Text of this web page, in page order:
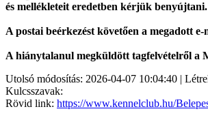
és mellékleteit eredetben kérjük benyújtani.
A postai beérkezést követően a megadott
A hiánytalanul megküldött tagfelvételről a
Utolsó módosítás: 2026-04-07 10:04:40 |
Kulcsszavak:
Rövid link: https://www.kennelclub.hu/